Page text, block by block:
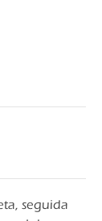
seguida